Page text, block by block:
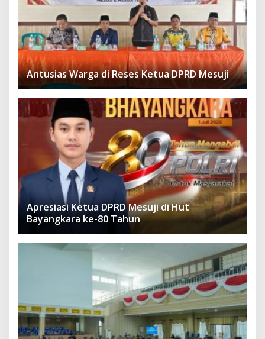
Antusias Warga di Reses Ketua DPRD Mesuji
Apresiasi Ketua DPRD Mesuji di Hut
Bayangkara ke-80 Tahun